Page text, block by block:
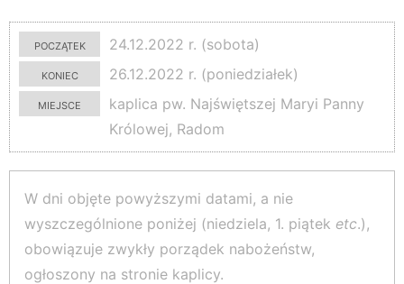
początek
24.12.2022 r. (sobota)
koniec
26.12.2022 r. (poniedziałek)
miejsce
kaplica pw. Najświętszej Maryi Panny
Królowej, Radom
W dni objęte powyższymi datami, a nie
wyszczególnione poniżej (niedziela, 1. piątek etc.),
obowiązuje zwykły porządek nabożeństw,
ogłoszony na stronie kaplicy.